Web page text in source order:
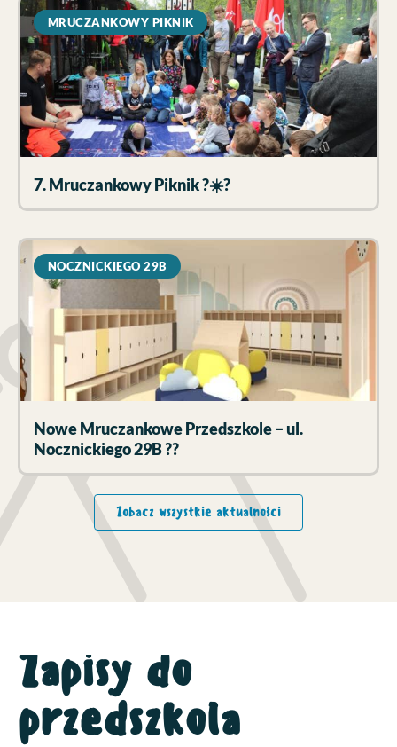
MRUCZANKOWY PIKNIK
7. Mruczankowy Piknik ?☀️?
NOCZNICKIEGO 29B
Nowe Mruczankowe Przedszkole – ul.
Nocznickiego 29B ??
Zobacz wszystkie aktualności
Zapisy do
przedszkola